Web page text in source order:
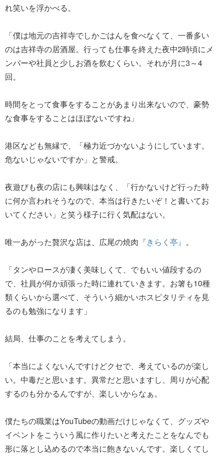
れ笑いを浮かべる。
「僕は地元の吉祥寺でしかごはんを食べなくて、一番多い
のは吉祥寺の居酒屋。行っても仕事を終えた夜中2時頃にメ
ンバーや社員と少しお酒を飲むくらい。それが月に3～4
回。
時間をとって食事をすることがあまり出来ないので、豪勢
な食事をすることはほぼないですね」
港区なども無縁で、「極力近づかないようにしています。
危ないじゃないですか」と警戒。
夜遊びも夜の店にも興味はなく、「行かないけど行った時
に何か言われそうなので、本当は行きたいぞ！と書いてお
いてください」と笑う様子に行く気配はない。
唯一あがった贅沢な店は、広尾の焼肉 『きらく亭』 。
「タンやロースが凄く美味しくて、でもいい値段するの
で、社員が何か頑張った時に連れていきます。お箸も10種
類くらいから選べて、そういう細かいホスピタリティを見
るのも勉強になります」
結局、仕事のことを考えてしまう。
「本当によくないんですけどクセで、考えているのが楽し
い。中毒だと思います。異常だと思いますし、周りが心配
するのも分かるんですが、楽しいからなぁ。
僕たちの職業はYouTubeの動画だけじゃなくて、グッズや
イベントをこういう風に作りたいと考えたことをなんでも
形に落とし込めるので本当に飽きないんです。楽しくてし